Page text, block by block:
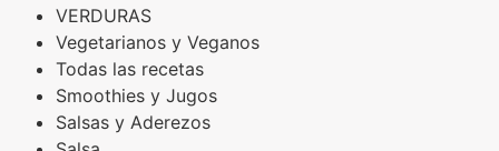
VERDURAS
Vegetarianos y Veganos
Todas las recetas
Smoothies y Jugos
Salsas y Aderezos